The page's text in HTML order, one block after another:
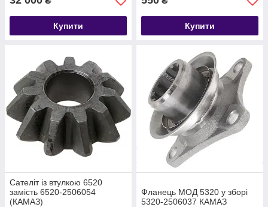
Купити Купити
Сателіт із втулкою 6520
замість 6520-2506054
(КАМАЗ)
Фланець МОД 5320 у зборі
5320-2506037 КАМАЗ